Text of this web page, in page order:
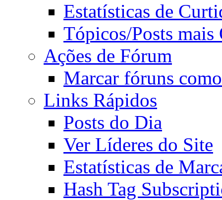
Estatísticas de
Tópicos/Posts mais
Ações de Fórum
Marcar fóruns
Links Rápidos
Posts do Dia
Ver Líderes do Site
Estatísticas de
Hash Tag